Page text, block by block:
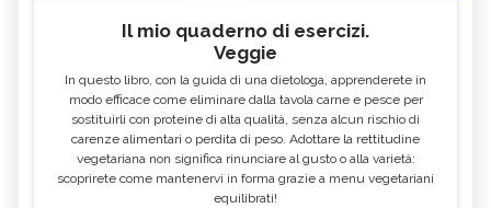
Il mio quaderno di esercizi.
Veggie
In questo libro, con la guida di una dietologa, apprenderete in
modo efficace come eliminare dalla tavola carne e pesce per
sostituirli con proteine di alta qualità, senza alcun rischio di
carenze alimentari o perdita di peso. Adottare la rettitudine
vegetariana non significa rinunciare al gusto o alla varietà:
scoprirete come mantenervi in forma grazie a menu vegetariani
equilibrati!